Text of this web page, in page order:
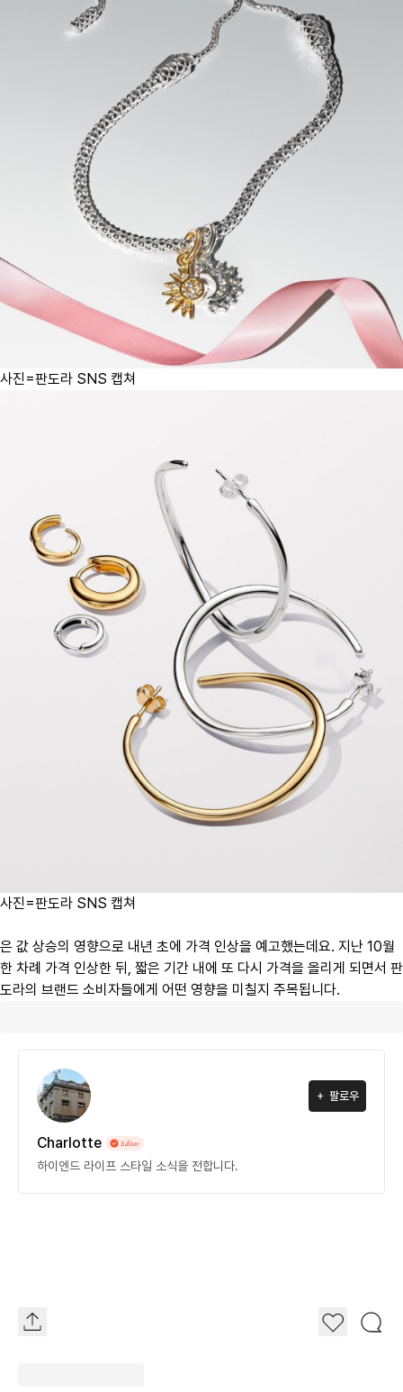
사진=판도라 SNS 캡쳐
사진=판도라 SNS 캡쳐
은 값 상승의 영향으로 내년 초에 가격 인상을 예고했는데요. 지난 10월
한 차례 가격 인상한 뒤, 짧은 기간 내에 또 다시 가격을 올리게 되면서 판
도라의 브랜드 소비자들에게 어떤 영향을 미칠지 주목됩니다.
팔로우
Charlotte
하이엔드 라이프 스타일 소식을 전합니다.